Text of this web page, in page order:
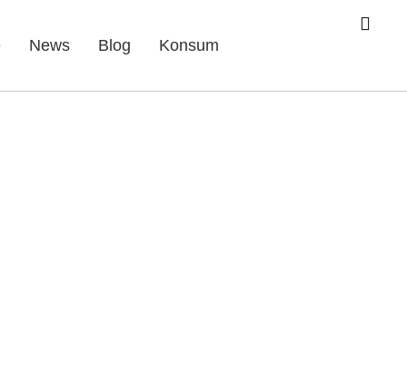
News Blog Konsum